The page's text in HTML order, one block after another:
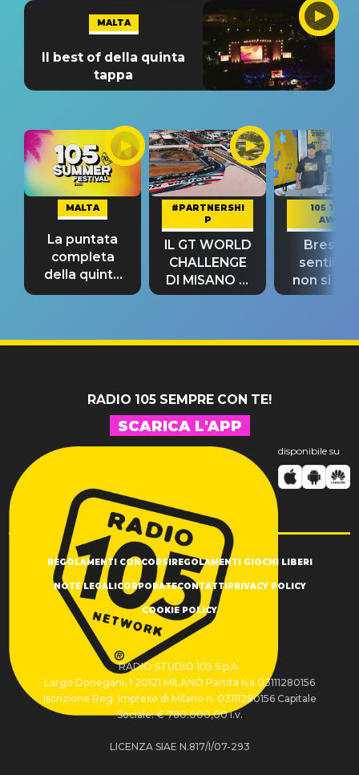
MALTA
Il best of della quinta
tappa
MALTA
La puntata
completa
della quinta
tappa
#PARTNERSHI
P
IL GT WORLD
CHALLENGE
DI MISANO si
riconferma
105 TAKE
AWAY
Bresh:
non si
fino alla
RADIO 105 SEMPRE CON TE!
SCARICA L'APP
disponibile su
REGOLAMENTI CONCORSIREGOLAMENTI GIOCHI LIBERI
NOTE LEGALICORPORATECONTATTIPRIVACY POLICY
COOKIE POLICY
RADIO STUDIO 105 S.p.A.
Largo Donegani, 1 20121 MILANO Partita Iva 03111280156
Iscrizione Reg. Imprese di Milano n. 03111280156 Capitale
Sociale: € 780.000,00 i.v.
LICENZA SIAE N.817/I/07-293